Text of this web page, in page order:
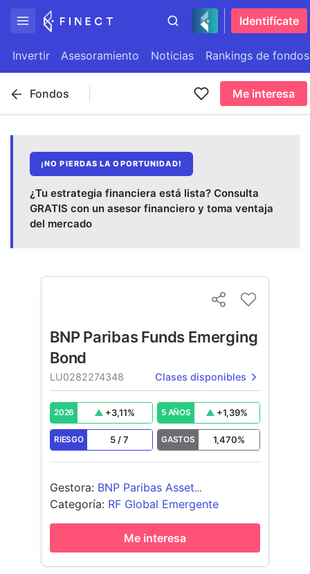
Identifícate
Invertir Asesoramiento Noticias Rankings de fondos
Fondos Me interesa
¡NO PIERDAS LA OPORTUNIDAD!
¿Tu estrategia financiera está lista? Consulta
GRATIS con un asesor financiero y toma ventaja
del mercado
BNP Paribas Funds Emerging
Bond
LU0282274348 Clases disponibles
2026 +3,11% 5 AÑOS +1,39%
RIESGO 5 /7 GASTOS 1,470%
Gestora: BNP Paribas Asset
Management Luxembourg
Categoría: RF Global Emergente
Me interesa